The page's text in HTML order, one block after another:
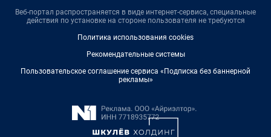
Веб-портал распространяется в виде интернет-сервиса, специальные
действия по установке на стороне пользователя не требуются
Политика использования cookies
Рекомендательные системы
Пользовательское соглашение сервиса «Подписка без баннерной
рекламы»